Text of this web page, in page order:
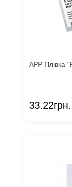
APP Плівка
33.22грн.